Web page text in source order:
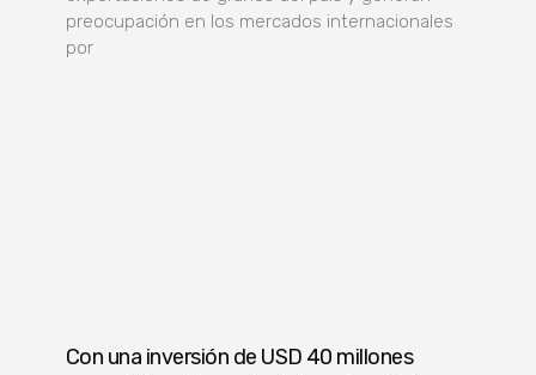
preocupación en los mercados internacionales
por
Con una inversión de USD 40 millones